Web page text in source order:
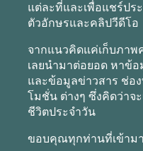
แต่ละที่และเพื่อแชร์ป
ตัวอักษรและคลิปวีดีโอ
จากแนวคิดแค่เก็บภาพ
เลยนำมาต่อยอด หาข้อ
และข้อมูลข่าวสาร ช่อ
โมชั่น ต่างๆ ซึ่งคิดว่าจ
ชีวิตประจำวัน
ขอบคุณทุกท่านที่เข้ามา